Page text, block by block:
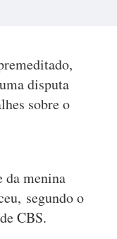
disputa
sobre o
da menina
segundo o
CBS.